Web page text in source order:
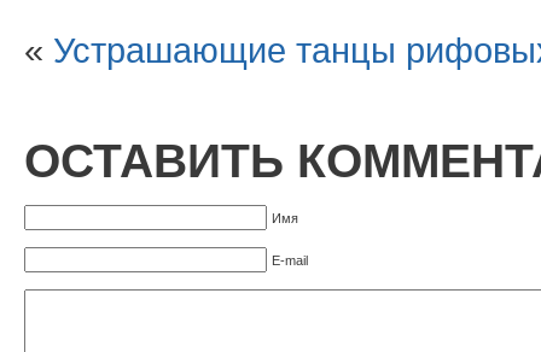
« Устрашающие танцы
ОСТАВИТЬ
Имя
E-mail